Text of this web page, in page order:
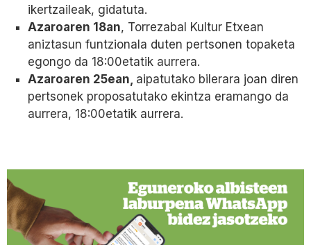
ikertzaileak, gidatuta.
Azaroaren 18an, Torrezabal Kultur Etxean
aniztasun funtzionala duten pertsonen topaketa
egongo da 18:00etatik aurrera.
Azaroaren 25ean, aipatutako bilerara joan diren
pertsonek proposatutako ekintza eramango da
aurrera, 18:00etatik aurrera.